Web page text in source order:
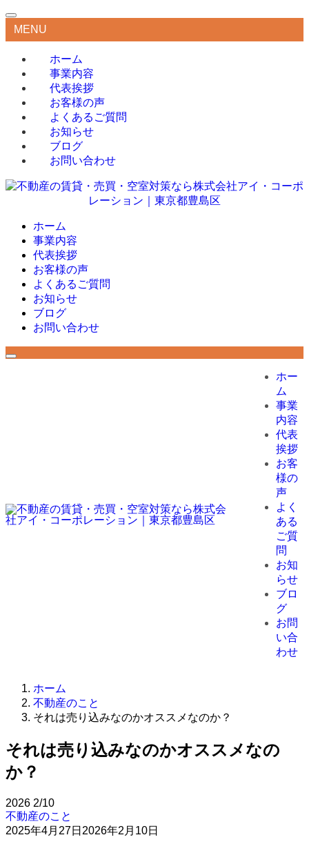
MENU
ホーム
事業内容
代表挨拶
お客様の声
よくあるご質問
お知らせ
ブログ
お問い合わせ
ホーム
事業内容
代表挨拶
お客様の声
よくあるご質問
お知らせ
ブログ
お問い合わせ
ホー
ム
事業
内容
代表
挨拶
お客
様の
声
よく
ある
ご質
問
お知
らせ
ブロ
グ
お問
い合
わせ
ホーム
不動産のこと
それは売り込みなのかオススメなのか？
それは売り込みなのかオススメなの
か？
2026 2/10
不動産のこと
2025年4月27日 2026年2月10日